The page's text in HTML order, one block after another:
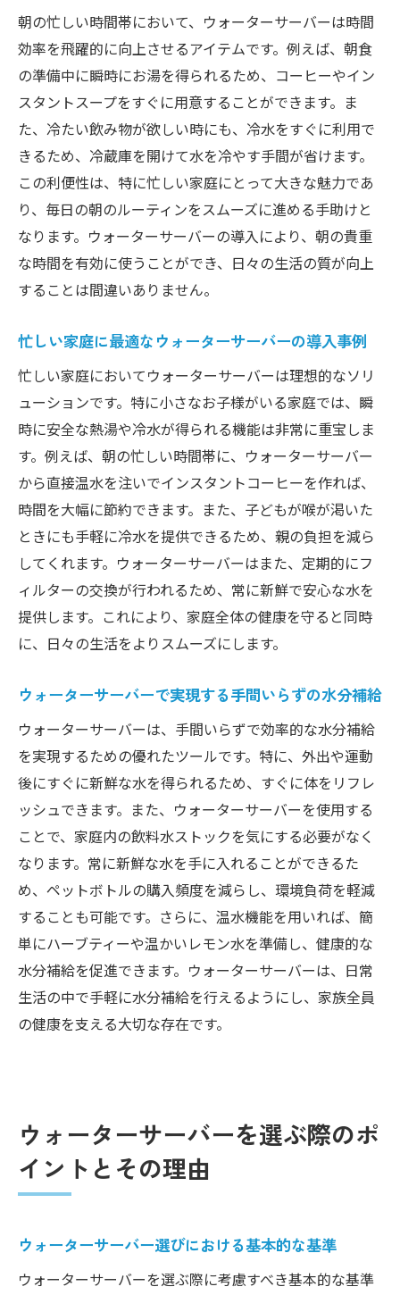
朝の忙しい時間帯において、ウォーターサーバーは時間
効率を飛躍的に向上させるアイテムです。例えば、朝食
の準備中に瞬時にお湯を得られるため、コーヒーやイン
スタントスープをすぐに用意することができます。ま
た、冷たい飲み物が欲しい時にも、冷水をすぐに利用で
きるため、冷蔵庫を開けて水を冷やす手間が省けます。
この利便性は、特に忙しい家庭にとって大きな魅力であ
り、毎日の朝のルーティンをスムーズに進める手助けと
なります。ウォーターサーバーの導入により、朝の貴重
な時間を有効に使うことができ、日々の生活の質が向上
することは間違いありません。
忙しい家庭に最適なウォーターサーバーの導入事例
忙しい家庭においてウォーターサーバーは理想的なソリ
ューションです。特に小さなお子様がいる家庭では、瞬
時に安全な熱湯や冷水が得られる機能は非常に重宝しま
す。例えば、朝の忙しい時間帯に、ウォーターサーバー
から直接温水を注いでインスタントコーヒーを作れば、
時間を大幅に節約できます。また、子どもが喉が渇いた
ときにも手軽に冷水を提供できるため、親の負担を減ら
してくれます。ウォーターサーバーはまた、定期的にフ
ィルターの交換が行われるため、常に新鮮で安心な水を
提供します。これにより、家庭全体の健康を守ると同時
に、日々の生活をよりスムーズにします。
ウォーターサーバーで実現する手間いらずの水分補給
ウォーターサーバーは、手間いらずで効率的な水分補給
を実現するための優れたツールです。特に、外出や運動
後にすぐに新鮮な水を得られるため、すぐに体をリフレ
ッシュできます。また、ウォーターサーバーを使用する
ことで、家庭内の飲料水ストックを気にする必要がなく
なります。常に新鮮な水を手に入れることができるた
め、ペットボトルの購入頻度を減らし、環境負荷を軽減
することも可能です。さらに、温水機能を用いれば、簡
単にハーブティーや温かいレモン水を準備し、健康的な
水分補給を促進できます。ウォーターサーバーは、日常
生活の中で手軽に水分補給を行えるようにし、家族全員
の健康を支える大切な存在です。
ウォーターサーバーを選ぶ際のポ
イントとその理由
ウォーターサーバー選びにおける基本的な基準
ウォーターサーバーを選ぶ際に考慮すべき基本的な基準